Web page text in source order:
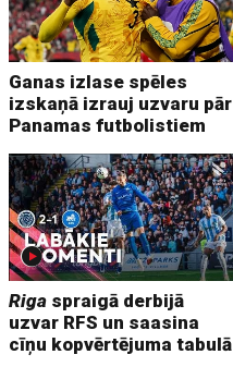
Ganas izlase spēles
izskaņā izrauj uzvaru pār
Panamas futbolistiem
Riga spraigā derbijā
uzvar RFS un saasina
cīņu kopvērtējuma tabulā